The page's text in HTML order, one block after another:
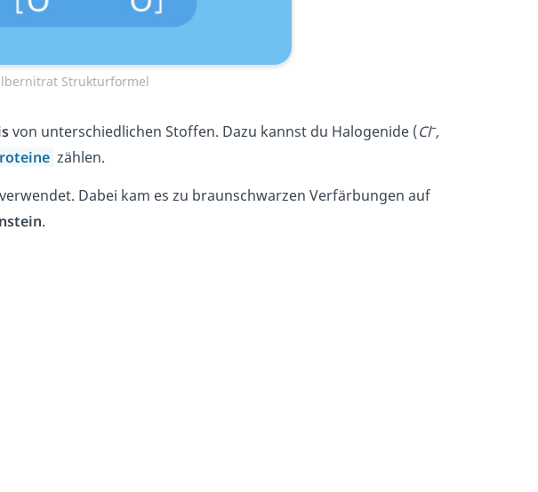
Strukturformel
von unterschiedlichen Stoffen. Dazu kannst du Halogenide (Cl–,
zählen.
Dabei kam es zu braunschwarzen Verfärbungen auf
.